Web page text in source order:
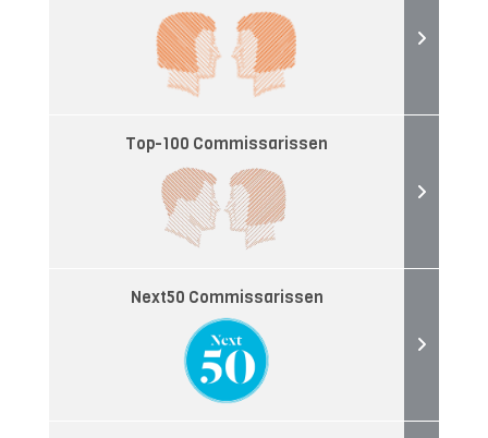
Top-100 Commissarissen
Next50 Commissarissen